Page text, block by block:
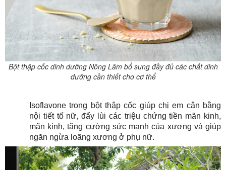
Bột thập cốc dinh dưỡng Nông Lâm bổ sung đầy đủ các chất dinh
dưỡng cần thiết cho cơ thể
Isoflavone trong bột thập cốc giúp chị em cân bằng
nội tiết tố nữ, đẩy lùi các triệu chứng tiền mãn kinh,
mãn kinh, tăng cường sức mạnh của xương và giúp
ngăn ngừa loãng xương ở phụ nữ.